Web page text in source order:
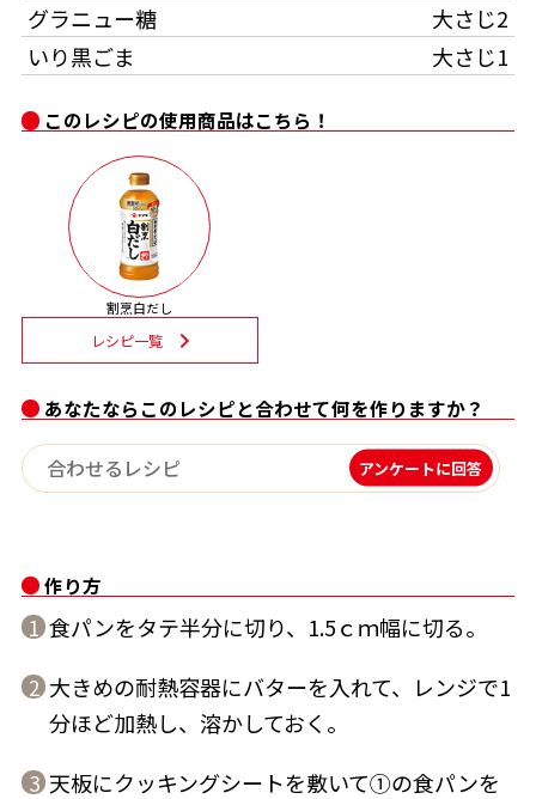
サッと鍋®
楽チン屋® ストレートつゆ
新鮮一番
かつお節レシピ
割烹白だしレシピ
レシピ特設サイト
割烹白だしレシピ特集
だし巻き卵特集
かつおだしが決め手！簡単茶碗蒸し
だしコミュ
このレシピの使用商品はこちら！
割烹白だし
レシピ一覧
あなたならこのレシピと合わせて何を作りますか？
アンケートに回答
作り方
1 食パンをタテ半分に切り、1.5ｃｍ幅に切る。
2 大きめの耐熱容器にバターを入れて、レンジで1
分ほど加熱し、溶かしておく。
3 天板にクッキングシートを敷いて①の食パンを
グラニュー糖
大さじ2
いり黒ごま
大さじ1